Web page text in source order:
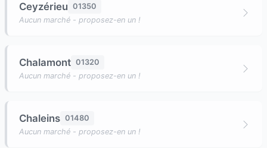
Ceyzérieu 01350
Aucun marché - proposez-en un !
Chalamont 01320
Aucun marché - proposez-en un !
Chaleins 01480
Aucun marché - proposez-en un !